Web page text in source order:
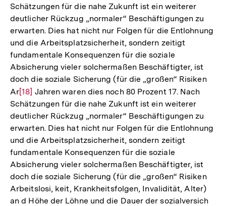
Auflösung
der
Fußnote
Schätzungen für die nahe Zukunft ist ein weiterer
deutlicher Rückzug „normaler“ Beschäftigungen zu
erwarten. Dies hat nicht nur Folgen für die Entlohnung
und die Arbeitsplatzsicherheit, sondern zeitigt
fundamentale Konsequenzen für die soziale
Absicherung vieler solchermaßen Beschäftigter, ist
doch die soziale Sicherung (für die „großen“ Risiken
ArZur
Auflösung
der
Fußnote
[18] Jahren waren dies noch 80 Prozent 17. Nach
Schätzungen für die nahe Zukunft ist ein weiterer
deutlicher Rückzug „normaler“ Beschäftigungen zu
erwarten. Dies hat nicht nur Folgen für die Entlohnung
und die Arbeitsplatzsicherheit, sondern zeitigt
fundamentale Konsequenzen für die soziale
Absicherung vieler solchermaßen Beschäftigter, ist
doch die soziale Sicherung (für die „großen“ Risiken
Arbeitslosi, keit, Krankheitsfolgen, Invalidität, Alter)
an d Höhe der Löhne und die Dauer der sozialversich